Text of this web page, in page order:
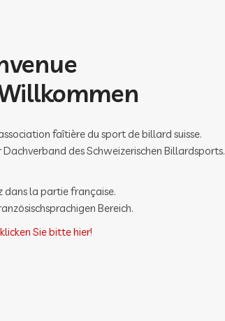
faîtière du sport de billard suisse.
des Schweizerischen Billardsports.
dans la partie française.
Bereich.
Sie bitte hier!